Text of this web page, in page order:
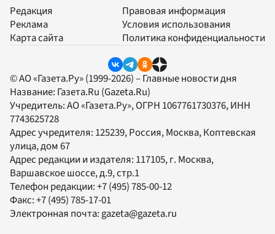
Редакция
Реклама
Карта сайта
Правовая информация
Условия использования
Политика конфиденциальности
© АО «Газета.Ру» (1999-2026) – Главные новости дня
Название: Газета.Ru (Gazeta.Ru)
Учредитель:АО «Газета.Ру», ОГРН 1067761730376, ИНН
7743625728
Адрес учредителя: 125239, Россия, Москва, Коптевская
улица, дом 67
Адрес редакции и издателя: 117105, г. Москва,
Варшавское шоссе, д.9, стр.1
Телефон редакции:+7 (495) 785-00-12
Факс:+7 (495) 785-17-01
Электронная почта: gazeta@gazeta.ru